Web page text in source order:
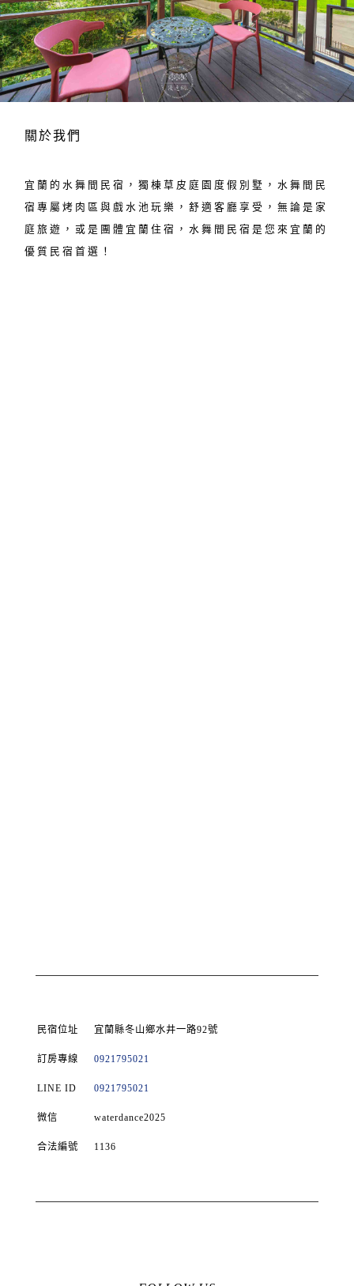
關於我們
宜蘭的水舞間民宿，獨棟草皮庭園度假別墅，水舞間民
宿專屬烤肉區與戲水池玩樂，舒適客廳享受，無論是家
庭旅遊，或是團體宜蘭住宿，水舞間民宿是您來宜蘭的
優質民宿首選！
民宿位址 宜蘭縣冬山鄉水井一路92號
訂房專線 0921795021
LINE ID 0921795021
微信 waterdance2025
合法編號 1136